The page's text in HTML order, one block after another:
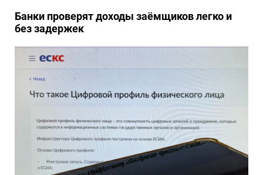
Банки проверят доходы заёмщиков легко и
без задержек